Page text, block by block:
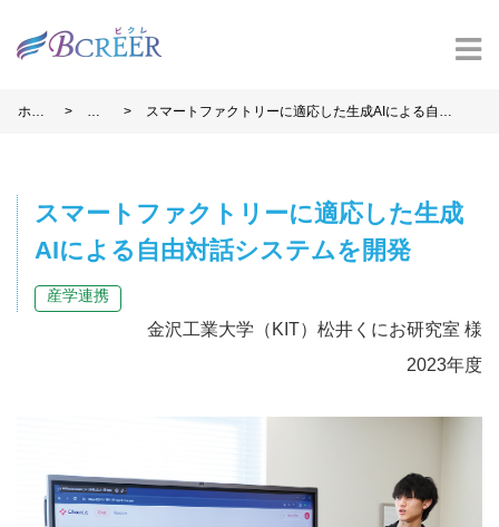
ホー
>
事
>
スマートファクトリーに適応した生成AIによる自由
スマートファクトリーに適応した生成
AIによる自由対話システムを開発
産学連携
金沢工業大学（KIT）松井くにお研究室 様
2023年度